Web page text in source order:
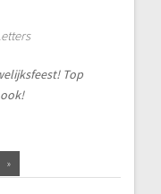
Top
»